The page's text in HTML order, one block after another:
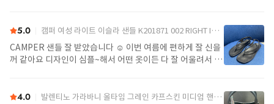
5.0 캠퍼 여성 라이트 이슬라 샌들 K201871 002 RIGHT ISLA 0 Black
CAMPER 샌들 잘 받았습니다 ☺️ 이번 여름에 편하게 잘 신을
꺼 같아요 디자인이 심플~해서 어떤 옷이든 다 잘 어울려서 좋
4.0 발렌티노 가라바니 올타임 그레인 카프스킨 미디엄 핸드백 7W2B0R22IMZ 0NO Black